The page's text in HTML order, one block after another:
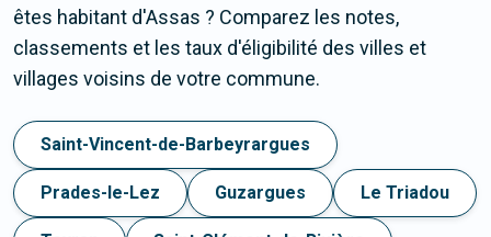
êtes habitant d'Assas ? Comparez les notes,
classements et les taux d'éligibilité des villes et
villages voisins de votre commune.
Saint-Vincent-de-Barbeyrargues
Prades-le-Lez Guzargues Le Triadou